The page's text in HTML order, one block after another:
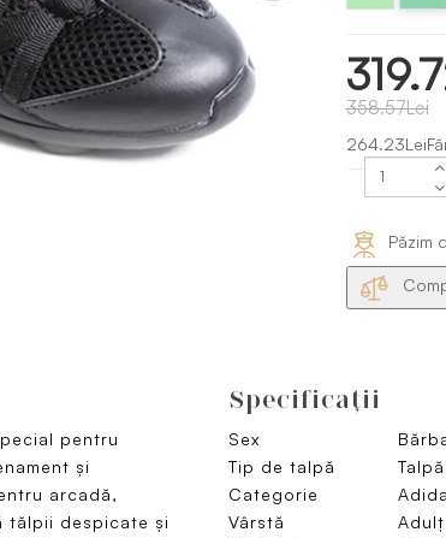
358.57Lei
Păzim
pentru
și
arcadă,
tălpii despicate și
Specificaţii
Sex
Tip de talpă
Categorie
Vârstă